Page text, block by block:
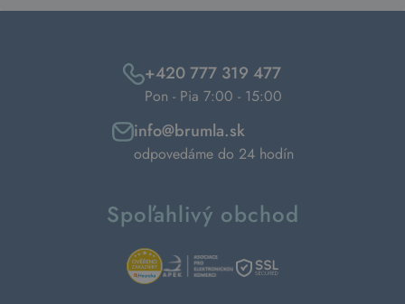
+420 777 319 477
Pon - Pia 7:00 - 15:00
info@brumla.sk
odpovedáme do 24 hodín
Spoľahlivý obchod